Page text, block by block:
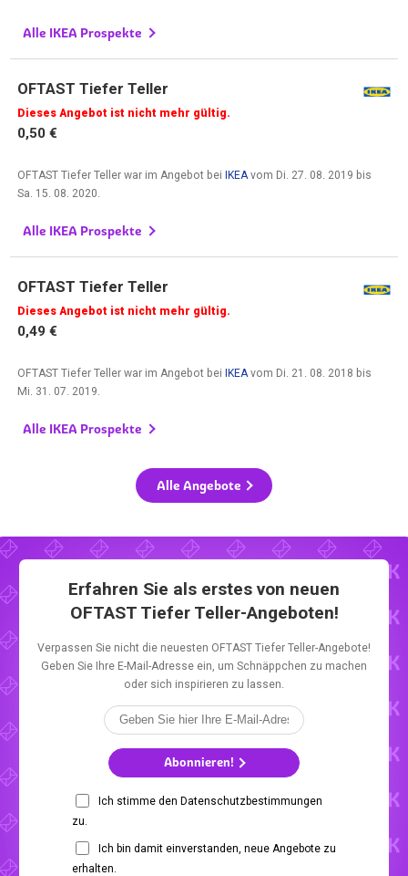
Alle IKEA Prospekte
OFTAST Tiefer Teller
Dieses Angebot ist nicht mehr gültig.
0,50 €
OFTAST Tiefer Teller war im Angebot beiIKEA vom Di. 27. 08. 2019 bis
Sa. 15. 08. 2020
Alle IKEA Prospekte
OFTAST Tiefer Teller
Dieses Angebot ist nicht mehr gültig.
0,49 €
OFTAST Tiefer Teller war im Angebot beiIKEA vom Di. 21. 08. 2018 bis
Mi. 31. 07. 2019
Alle IKEA Prospekte
Alle Angebote
Erfahren Sie als erstes von neuen
OFTAST Tiefer Teller-Angeboten!
Verpassen Sie nicht die neuesten OFTAST Tiefer Teller-Angebote!
Geben Sie Ihre E-Mail-Adresse ein, um Schnäppchen zu machen
oder sich inspirieren zu lassen.
Abonnieren!
Ich stimme den Datenschutzbestimmungen
zu.
Ich bin damit einverstanden, neue Angebote zu
erhalten.